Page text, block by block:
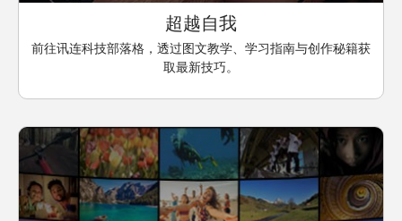
超越自我
前往讯连科技部落格，透过图文教学、学习指南与创作秘籍获
取最新技巧。